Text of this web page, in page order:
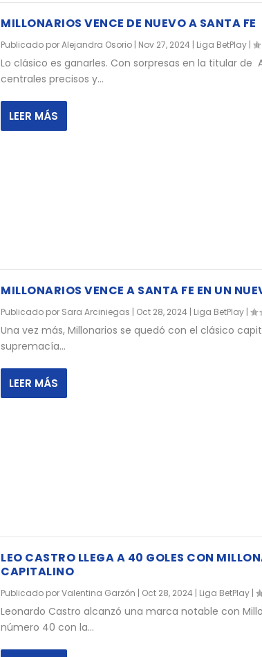
MILLONARIOS VENCE DE NUEVO A SANTA FE
Publicado porAlejandra Osorio | Nov 27, 2024 | Liga BetPlay |
Lo clásico es ganarles. Con sorpresas en la titular de
centrales precisos y...
LEER MÁS
MILLONARIOS VENCE A SANTA FE EN UN
Publicado por Sara Arciniegas | Oct 28, 2024 | Liga BetPlay |
Una vez más, Millonarios se quedó con el clásico
supremacía...
LEER MÁS
LEO CASTRO LLEGA A 40 GOLES CON
CAPITALINO
Publicado porValentina Garzón | Oct 28, 2024 | Liga BetPlay |
Leonardo Castro alcanzó una marca notable con
número 40 con la...